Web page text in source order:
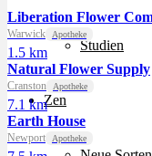
Studien
Zen
Liberation Flower
Warwick Apotheke
1.5 km
Natural Flower Supply
Cranston Apotheke
7.1 km
Earth House
Newport Apotheke